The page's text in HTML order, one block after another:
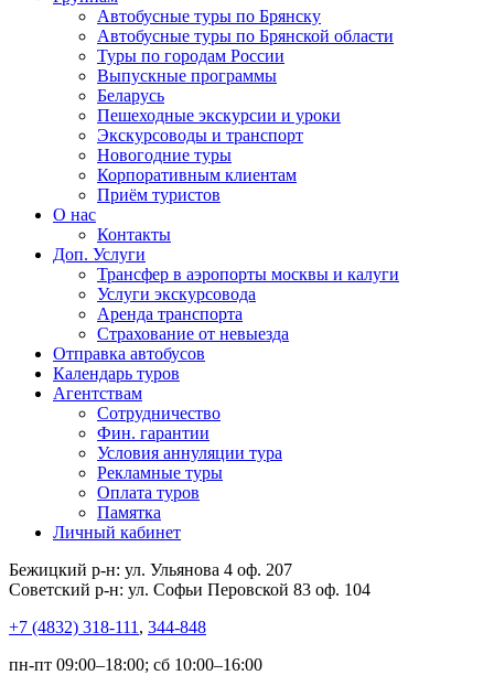
Автобусные туры по Брянску
Автобусные туры по Брянской области
Туры по городам России
Выпускные программы
Беларусь
Пешеходные экскурсии и уроки
Экскурсоводы и транспорт
Новогодние туры
Корпоративным клиентам
Приём туристов
О нас
Контакты
Доп. Услуги
Трансфер в аэропорты москвы и калуги
Услуги экскурсовода
Аренда транспорта
Страхование от невыезда
Отправка автобусов
Календарь туров
Агентствам
Сотрудничество
Фин. гарантии
Условия аннуляции тура
Рекламные туры
Оплата туров
Памятка
Личный кабинет
Бежицкий р-н: ул. Ульянова 4 оф. 207
Советский р-н: ул. Софьи Перовской 83 оф. 104
+7 (4832) 318-111 , 344-848
пн-пт 09:00–18:00; сб 10:00–16:00